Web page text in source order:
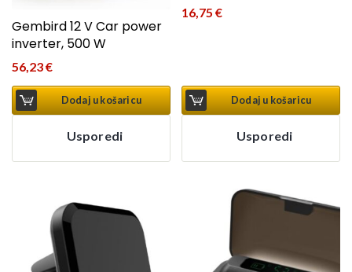
Gembird 12 V Car power
inverter, 500 W
56,23€
Dodaj u košaricu
Usporedi
16,75€
Dodaj u košaricu
Usporedi